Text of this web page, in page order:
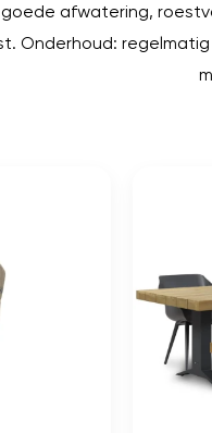
afwatering,
Onderhoud: